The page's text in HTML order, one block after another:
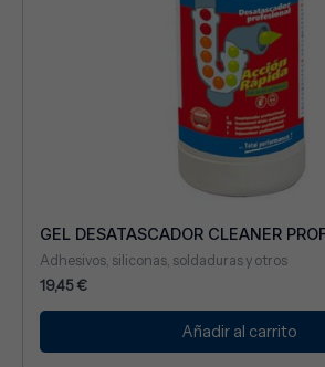
GEL DESATASCADOR CLEANER
Adhesivos, siliconas, soldaduras y otros
19,45€
Añadir al carrito